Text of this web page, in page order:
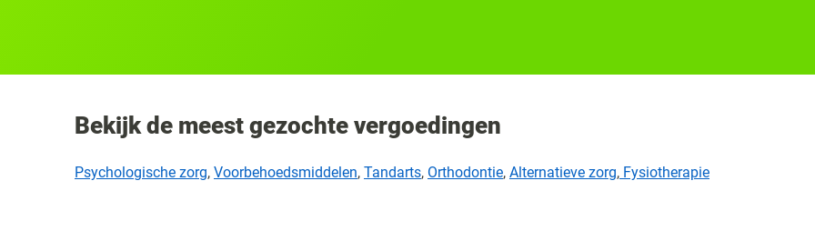
Bekijk de meest gezochte vergoedingen
Psychologische zorg, Voorbehoedsmiddelen, Tandarts, Orthodontie, Alternatieve zorg, Fysiotherapie